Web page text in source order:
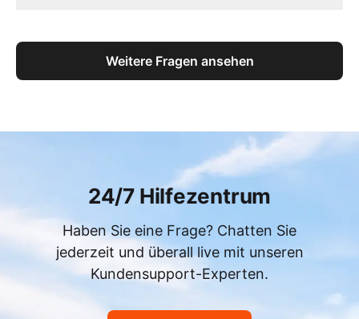
Weitere Fragen ansehen
24/7 Hilfezentrum
Haben Sie eine Frage? Chatten Sie
jederzeit und überall live mit unseren
Kundensupport-Experten.